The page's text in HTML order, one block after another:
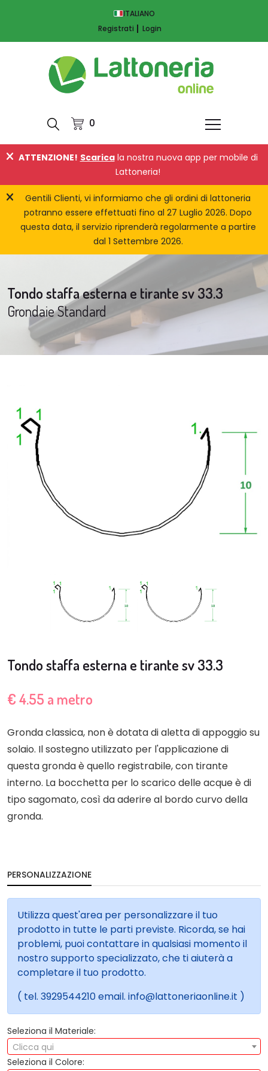
ITALIANO
Registrati
Login
0
ATTENZIONE! Scaricala nostra nuova app per mobile di
Lattoneria!
Gentili Clienti, vi informiamo che gli ordini di lattoneria
potranno essere effettuati fino al 27 Luglio 2026. Dopo
questa data, il servizio riprenderà regolarmente a partire
dal 1 Settembre 2026.
Tondo staffa esterna e tirante sv 33.3
Grondaie Standard
Tondo staffa esterna e tirante sv 33.3
€ 4.55 a metro
Gronda classica, non è dotata di aletta di appoggio su
solaio. Il sostegno utilizzato per l'applicazione di
questa gronda è quello registrabile, con tirante
interno. La bocchetta per lo scarico delle acque è di
tipo sagomato, così da aderire al bordo curvo della
gronda.
PERSONALIZZAZIONE
Utilizza quest'area per personalizzare il tuo
prodotto in tutte le parti previste. Ricorda, se hai
problemi, puoi contattare in qualsiasi momento il
nostro supporto specializzato, che ti aiuterà a
completare il tuo prodotto.
( tel. 3929544210 email. info@lattoneriaonline.it )
Seleziona il Materiale:
Clicca qui
Seleziona il Colore: